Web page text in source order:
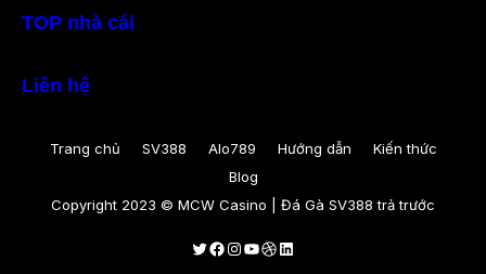
TOP nhà cái
Liên hệ
Trang chủ SV388 Alo789 Hướng dẫn
Kiến thức
Blog
Copyright 2023 © MCW Casino | Đá Gà SV388 trả trước
Twitter
Facebook
Instagram
Youtube
Dribbble
LinkedIn